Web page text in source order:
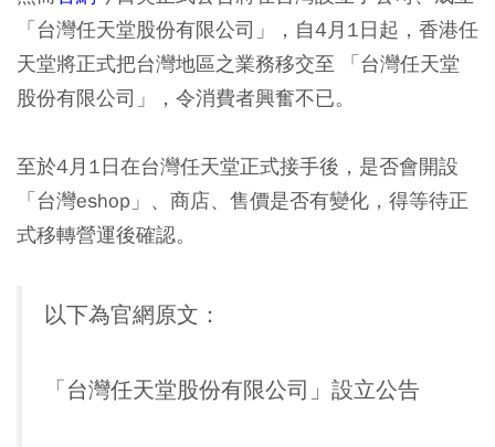
「台灣任天堂股份有限公司」，自4月1日起，香港任
天堂將正式把台灣地區之業務移交至 「台灣任天堂
股份有限公司」，令消費者興奮不已。
至於4月1日在台灣任天堂正式接手後，是否會開設
「台灣eshop」、商店、售價是否有變化，得等待正
式移轉營運後確認。
以下為官網原文：
「台灣任天堂股份有限公司」設立公告